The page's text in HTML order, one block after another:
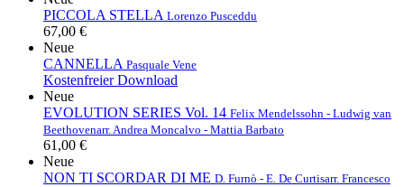
PICCOLA STELLA Lorenzo Pusceddu
67,00 €
Neue
CANNELLA Pasquale Vene
Kostenfreier Download
Neue
EVOLUTION SERIES Vol. 14 Felix Mendelssohn - Ludwig van
Beethovenarr. Andrea Moncalvo - Mattia Barbato
61,00 €
Neue
NON TI SCORDAR DI ME D. Furnò - E. De Curtisarr. Francesco